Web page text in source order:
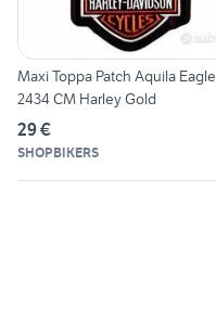
Maxi Toppa Patch Aquila Eagle
2434 CM Harley Gold
29 €
SHOPBIKERS